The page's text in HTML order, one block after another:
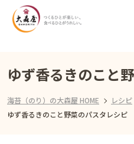
ゆず香るきのこと
海苔（のり）の大森屋 HOME レシピ
ゆず香るきのこと野菜のパスタレシピ